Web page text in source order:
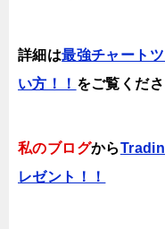
詳細は最強チャート
い方！！ をご覧くださ
私のブログから
レゼント！！